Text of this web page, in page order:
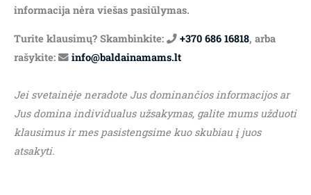
informacija nėra viešas pasiūlymas.
Turite klausimų? Skambinkite: +370 686 16818, arba
rašykite:
info@baldainamams.lt
Jei svetainėje neradote Jus dominančios informacijos ar
Jus domina individualus užsakymas, galite mums užduoti
klausimus ir mes pasistengsime kuo skubiau į juos
atsakyti.